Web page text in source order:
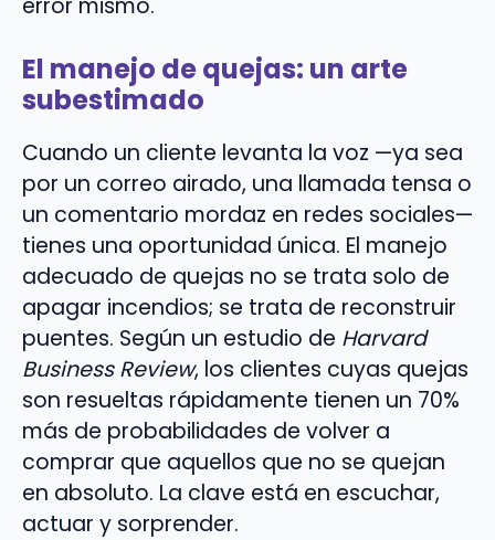
error mismo.
El manejo de quejas: un arte
subestimado
Cuando un cliente levanta la voz —ya sea
por un correo airado, una llamada tensa o
un comentario mordaz en redes sociales—
tienes una oportunidad única. El manejo
adecuado de quejas no se trata solo de
apagar incendios; se trata de reconstruir
puentes. Según un estudio de Harvard
Business Review, los clientes cuyas quejas
son resueltas rápidamente tienen un 70%
más de probabilidades de volver a
comprar que aquellos que no se quejan
en absoluto. La clave está en escuchar,
actuar y sorprender.